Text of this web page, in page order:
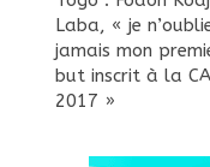
Laba, « je
jamais mon
but inscrit à la
2017 »